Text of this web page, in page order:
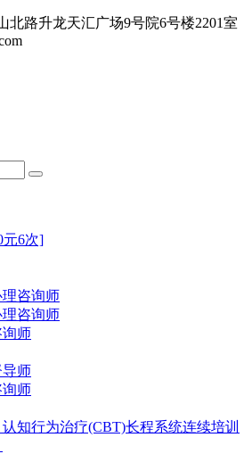
北路升龙天汇广场9号院6号楼2201室
元6次]
咨询师
咨询师
师
师
师
认知行为治疗(CBT)长程系统连续培训